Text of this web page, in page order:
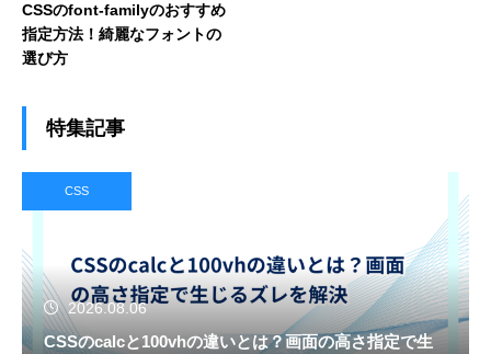
CSSのfont-familyのおすすめ
指定方法！綺麗なフォントの
選び方
特集記事
CSS
2026.08.06
CSSのcalcと100vhの違いとは？画面の高さ指定で生